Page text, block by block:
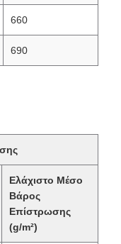
660
690
Ελάχιστο Μέσο
Βάρος
Επίστρωσης
(g/m²)